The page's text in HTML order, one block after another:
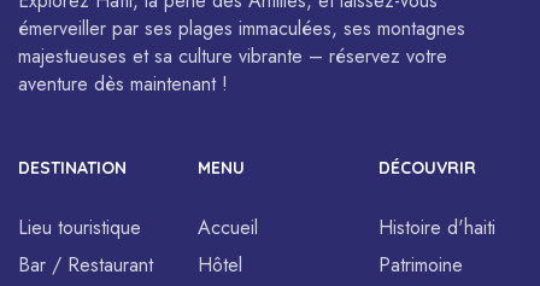
émerveiller par ses plages immaculées, ses montagnes
majestueuses et sa culture vibrante – réservez votre
aventure dès maintenant !
DESTINATION
Lieu touristique
Bar / Restaurant
MENU
Accueil
Hôtel
DÉCOUVRIR
Histoire d'haiti
Patrimoine